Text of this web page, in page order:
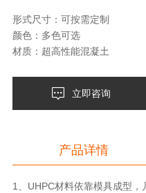
形式尺寸：可按需定制
颜色：多色可选
材质：超高性能混凝土
立即咨询
产品详情
1、UHPC材料依靠模具成型